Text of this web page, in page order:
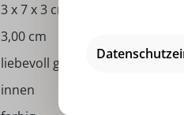
3 x 7 x 3 cm
3,00 cm
liebevoll gestaltet
innen